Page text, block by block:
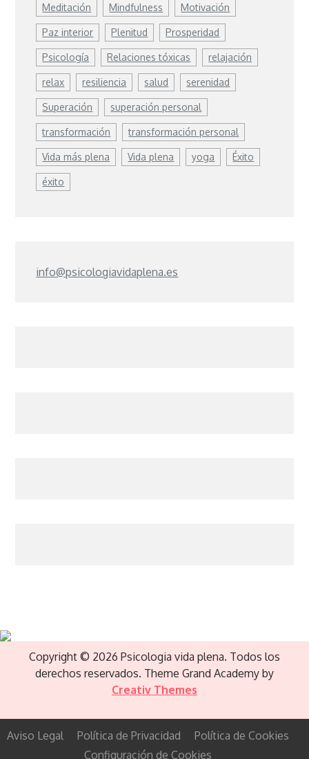
Meditación Mindfulness Motivación
Paz interior Plenitud Prosperidad
Psicología Relaciones tóxicas relajación
relax resiliencia salud serenidad
Superación superación personal
transformación transformación personal
Vida más plena Vida plena yoga Éxito
éxito
info@psicologiavidaplena.es
Copyright © 2026 Psicologia vida plena. Todos los
derechos reservados. Theme Grand Academy by
Creativ Themes
Aviso Legal Política de Privacidad
Política de Cookies
Configuración de Cookies